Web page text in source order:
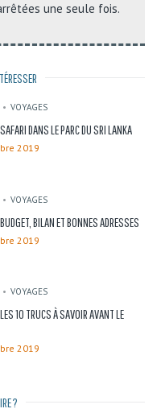
une seule fois.
VOYAGES
DANS LE PARC DU SRI LANKA
2019
VOYAGES
BILAN ET BONNES ADRESSES
2019
VOYAGES
10 TRUCS À SAVOIR AVANT LE
2019
?